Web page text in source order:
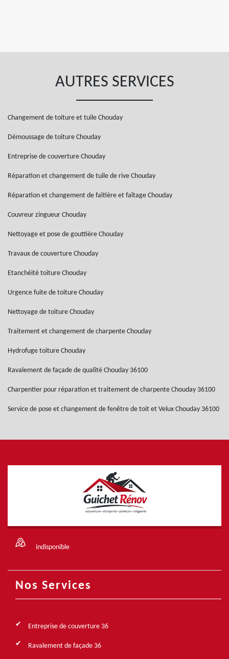
AUTRES SERVICES
Changement de toiture et tuile Chouday
Démoussage de toiture Chouday
Entreprise de couverture Chouday
Réparation et changement de tuile de rive Chouday
Réparation et changement de faîtière et faîtage Chouday
Couvreur zingueur Chouday
Nettoyage et pose de gouttière Chouday
Travaux de couverture Chouday
Etanchéité toiture Chouday
Urgence fuite de toiture Chouday
Nettoyage de toiture Chouday
Traitement et changement de charpente Chouday
Hydrofuge toiture Chouday
Ravalement de façade de qualité Chouday 36100
Charpentier pour réparation et traitement de charpente Chouday 36100
Service de pose et changement de fenêtre de toit et Velux Chouday 36100
indisponible
Nos Services
Entreprise de couverture 36
Ravalement de façade 36